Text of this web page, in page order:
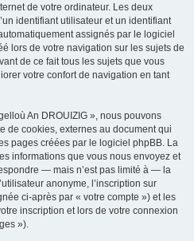
de votre ordinateur. Les deux
identifiant utilisateur et un identifiant
assignés par le logiciel
lors de votre navigation sur les sujets de
de ce fait tous les sujets que vous
votre confort de navigation en tant
An DROUIZIG », nous pouvons
de cookies, externes au document qui
pages créées par le logiciel phpBB. La
informations que vous nous envoyez et
— mais n’est pas limité à — la
anonyme, l’inscription sur
ci-après par « votre compte ») et les
inscription et lors de votre connexion
»).